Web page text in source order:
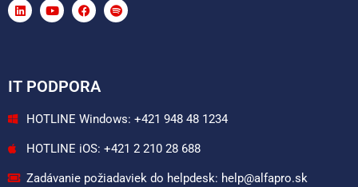
IT PODPORA
HOTLINE Windows: +421 948 48 1234
HOTLINE iOS: +421 2 210 28 688
Zadávanie požiadaviek do helpdesk: help@alfapro.sk